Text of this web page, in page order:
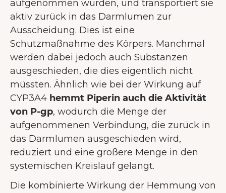
aufgenommen wurden, und transportiert sie
aktiv zurück in das Darmlumen zur
Ausscheidung. Dies ist eine
Schutzmaßnahme des Körpers. Manchmal
werden dabei jedoch auch Substanzen
ausgeschieden, die dies eigentlich nicht
müssten. Ähnlich wie bei der Wirkung auf
CYP3A4 hemmt Piperin auch die Aktivität
von P-gp, wodurch die Menge der
aufgenommenen Verbindung, die zurück in
das Darmlumen ausgeschieden wird,
reduziert und eine größere Menge in den
systemischen Kreislauf gelangt.
Die kombinierte Wirkung der Hemmung von